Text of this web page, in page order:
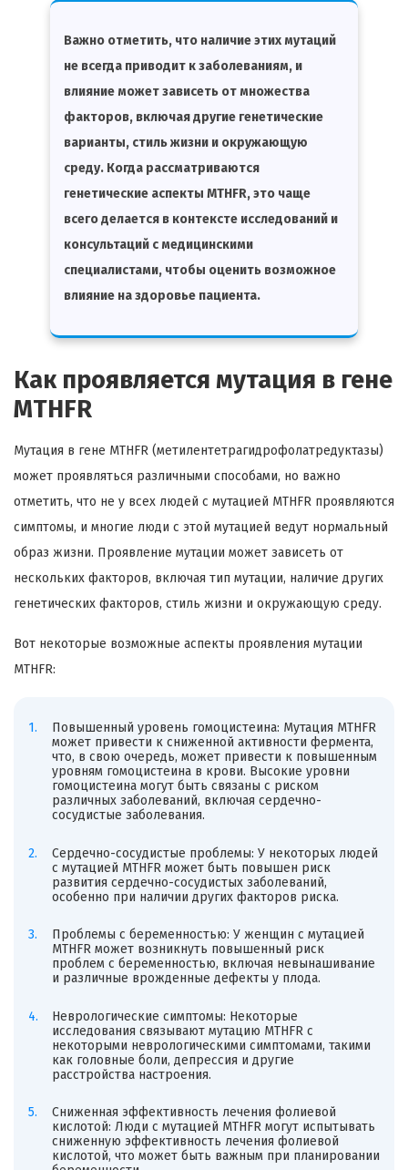
Важно отметить, что наличие этих мутаций
не всегда приводит к заболеваниям, и
влияние может зависеть от множества
факторов, включая другие генетические
варианты, стиль жизни и окружающую
среду. Когда рассматриваются
генетические аспекты MTHFR, это чаще
всего делается в контексте исследований и
консультаций с медицинскими
специалистами, чтобы оценить возможное
влияние на здоровье пациента.
Как проявляется мутация в гене
MTHFR
Мутация в гене MTHFR (метилентетрагидрофолатредуктазы)
может проявляться различными способами, но важно
отметить, что не у всех людей с мутацией MTHFR проявляются
симптомы, и многие люди с этой мутацией ведут нормальный
образ жизни. Проявление мутации может зависеть от
нескольких факторов, включая тип мутации, наличие других
генетических факторов, стиль жизни и окружающую среду.
Вот некоторые возможные аспекты проявления мутации
MTHFR:
Повышенный уровень гомоцистеина: Мутация MTHFR
может привести к сниженной активности фермента,
что, в свою очередь, может привести к повышенным
уровням гомоцистеина в крови. Высокие уровни
гомоцистеина могут быть связаны с риском
различных заболеваний, включая сердечно-
сосудистые заболевания.
Сердечно-сосудистые проблемы: У некоторых людей
с мутацией MTHFR может быть повышен риск
развития сердечно-сосудистых заболеваний,
особенно при наличии других факторов риска.
Проблемы с беременностью: У женщин с мутацией
MTHFR может возникнуть повышенный риск
проблем с беременностью, включая невынашивание
и различные врожденные дефекты у плода.
Неврологические симптомы: Некоторые
исследования связывают мутацию MTHFR с
некоторыми неврологическими симптомами, такими
как головные боли, депрессия и другие
расстройства настроения.
Сниженная эффективность лечения фолиевой
кислотой: Люди с мутацией MTHFR могут испытывать
сниженную эффективность лечения фолиевой
кислотой, что может быть важным при планировании